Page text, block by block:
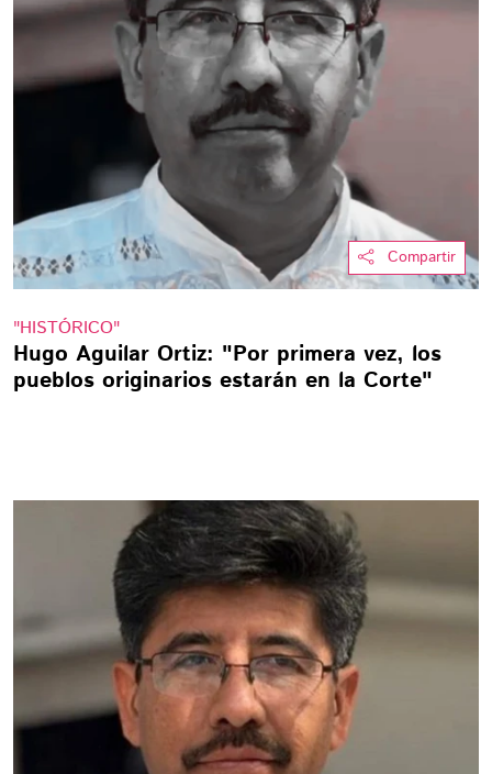
Compartir
"HISTÓRICO"
Hugo Aguilar Ortiz: "Por primera vez, los
pueblos originarios estarán en la Corte"